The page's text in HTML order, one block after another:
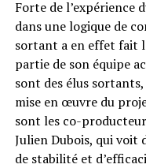
Forte de l’expérience
dans une logique de
sortant a en effet fait
partie de son équipe
sont des élus
mise en œuvre du
sont les co-
Julien Dubois, qui voit
de stabilité et